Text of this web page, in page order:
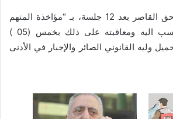
وقضت المحكمة في حق القاصر بعد 12 جلسة، بـ “مؤاخذة المتهم
الحدث من اجل ما نسب اليه ومعاقبته على ذلك بخمس (05 )
وليه القانوني الصائر والإجبار في الأدنى